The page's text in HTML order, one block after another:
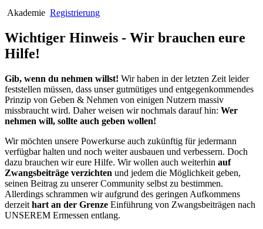
Akademie Registrierung
Wichtiger Hinweis - Wir brauchen eure
Hilfe!
Gib, wenn du nehmen willst! Wir haben in der letzten Zeit leider
feststellen müssen, dass unser gutmütiges und entgegenkommendes
Prinzip von Geben & Nehmen von einigen Nutzern massiv
missbraucht wird. Daher weisen wir nochmals darauf hin: Wer
nehmen will, sollte auch geben wollen!
Wir möchten unsere Powerkurse auch zukünftig für jedermann
verfügbar halten und noch weiter ausbauen und verbessern. Doch
dazu brauchen wir eure Hilfe. Wir wollen auch weiterhin auf
Zwangsbeiträge verzichten und jedem die Möglichkeit geben,
seinen Beitrag zu unserer Community selbst zu bestimmen.
Allerdings schrammen wir aufgrund des geringen Aufkommens
derzeit hart an der Grenze Einführung von Zwangsbeiträgen nach
UNSEREM Ermessen entlang.